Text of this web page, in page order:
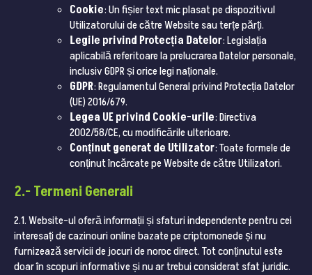
Cookie: Un fișier text mic plasat pe dispozitivul
Utilizatorului de către Website sau terțe părți.
Legile privind Protecția Datelor: Legislația
aplicabilă referitoare la prelucrarea Datelor personale,
inclusiv GDPR și orice legi naționale.
GDPR: Regulamentul General privind Protecția Datelor
(UE) 2016/679.
Legea UE privind Cookie-urile: Directiva
2002/58/CE, cu modificările ulterioare.
Conținut generat de Utilizator: Toate formele de
conținut încărcate pe Website de către Utilizatori.
2.- Termeni Generali
2.1. Website-ul oferă informații și sfaturi independente pentru cei
interesați de cazinouri online bazate pe criptomonede și nu
furnizează servicii de jocuri de noroc direct. Tot conținutul este
doar în scopuri informative și nu ar trebui considerat sfat juridic.